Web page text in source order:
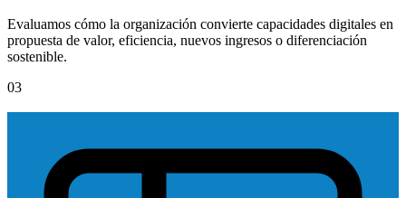
Evaluamos cómo la organización convierte capacidades digitales en
propuesta de valor, eficiencia, nuevos ingresos o diferenciación
sostenible.
03